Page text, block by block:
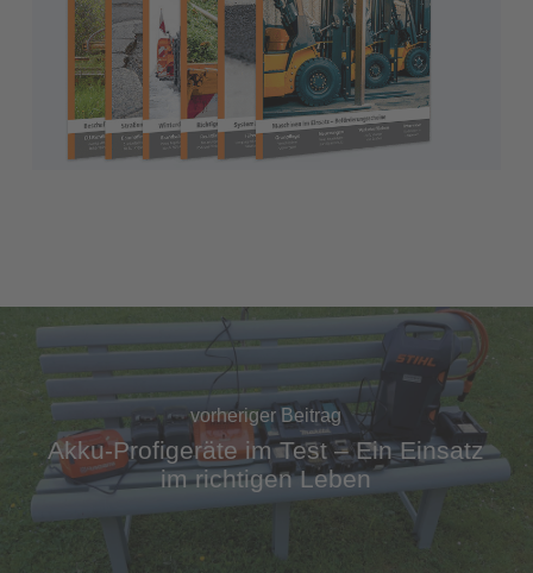
vorheriger Beitrag
Akku-Profigeräte im Test – Ein Einsatz
im richtigen Leben